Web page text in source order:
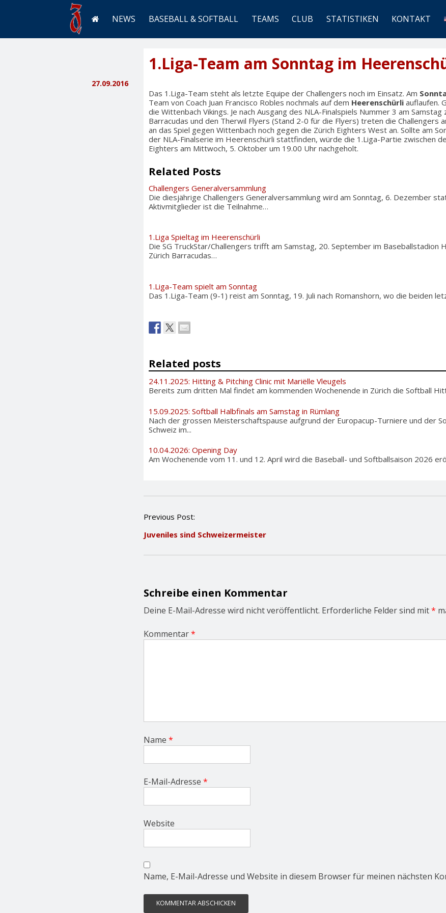
NEWS BASEBALL & SOFTBALL TEAMS CLUB STATISTIKEN KONTAKT
1.Liga-Team am Sonntag im
27.09.2016
Das 1.Liga-Team steht als letzte Equipe der Challengers noch im Einsatz. Am
Team von Coach Juan Francisco Robles nochmals auf dem Heerenschürli auflaufen.
die Wittenbach Vikings. Je nach Ausgang des NLA-Finalspiels Nummer 3 am Samstag
Barracudas und den Therwil Flyers (Stand 2-0 für die Flyers) treten die Challengers
an das Spiel gegen Wittenbach noch gegen die Zürich Eighters West an. Sollte am
der NLA-Finalserie im Heerenschürli stattfinden, würde die 1.Liga-Partie zwischen
Eighters am Mittwoch, 5. Oktober um 19.00 Uhr nachgeholt.
Related Posts
Challengers Generalversammlung
Die diesjährige Challengers Generalversammlung wird am Sonntag, 6. Dezember
Aktivmitglieder ist die Teilnahme…
1.Liga Spieltag im Heerenschürli
Die SG TruckStar/Challengers trifft am Samstag, 20. September im Baseballstadion
Zürich Barracudas…
1.Liga-Team spielt am Sonntag
Das 1.Liga-Team (9-1) reist am Sonntag, 19. Juli nach Romanshorn, wo die beiden
Related posts
24.11.2025: Hitting & Pitching Clinic mit Mariëlle Vleugels
Bereits zum dritten Mal findet am kommenden Wochenende in Zürich die Softball
15.09.2025: Softball Halbfinals am Samstag in Rümlang
Nach der grossen Meisterschaftspause aufgrund der Europacup-Turniere und der
Schweiz im...
10.04.2026: Opening Day
Am Wochenende vom 11. und 12. April wird die Baseball- und Softballsaison 2026
P
s
n
i
g
a
o
Previous Post:
Juveniles sind Schweizermeister
Schreibe einen Kommentar
Deine E-Mail-Adresse wird nicht veröffentlicht. Erforderliche Felder sind mit*
Kommentar*
Name *
E-Mail-Adresse *
Website
Name, E-Mail-Adresse und Website in diesem Browser für meinen nächsten